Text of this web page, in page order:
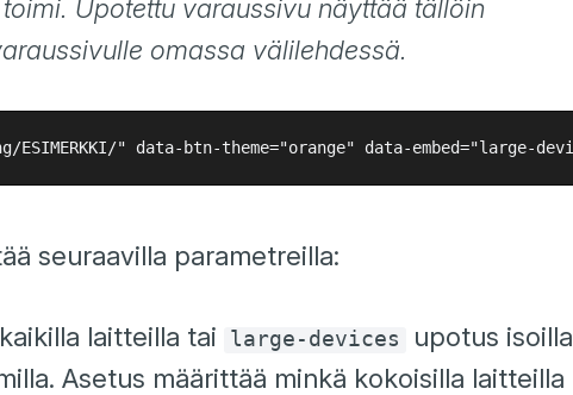
Upotettu varaussivu näyttää tällöin
omassa välilehdessä.
seuraavilla parametreilla:
laitteilla tai large-devices
upotus isoilla
Asetus määrittää minkä kokoisilla laitteilla